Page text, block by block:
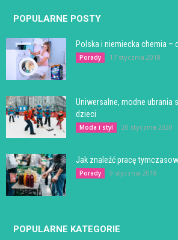
POPULARNE POSTY
Polska i niemiecka chemia –
Porady 17 stycznia 2018
Uniwersalne, modne ubrania
dzieci
Moda i styl 20 stycznia 2020
Jak znaleźć pracę
Porady 9 stycznia 2018
POPULARNE KATEGORIE